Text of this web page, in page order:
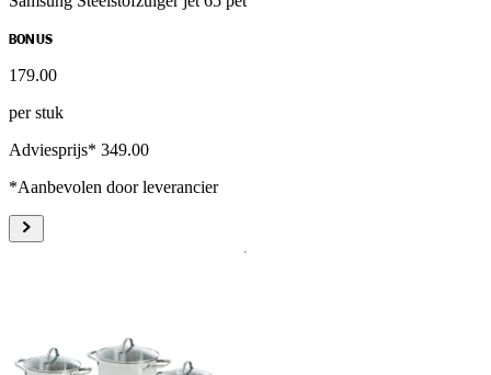
BONUS
179.00
per stuk
Adviesprijs* 349.00
*Aanbevolen door leverancier